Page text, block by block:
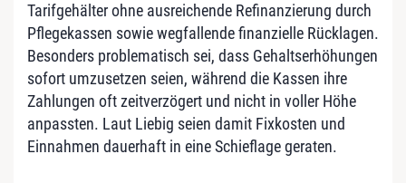
Tarifgehälter ohne ausreichende Refinanzierung durch
Pflegekassen sowie wegfallende finanzielle Rücklagen.
Besonders problematisch sei, dass Gehaltserhöhungen
sofort umzusetzen seien, während die Kassen ihre
Zahlungen oft zeitverzögert und nicht in voller Höhe
anpassten. Laut Liebig seien damit Fixkosten und
Einnahmen dauerhaft in eine Schieflage geraten.